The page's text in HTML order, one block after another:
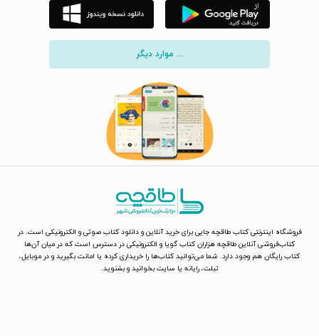
... موارد دیگر
فروشگاه اینترنتی کتاب طاقچه جایی برای خرید آنلاین و دانلود کتاب صوتی و الکترونیکی است. در
کتاب‌فروشی آنلاین طاقچه هزاران کتاب گویا و الکترونیکی در دسترس است که در میان آن‌ها
کتاب رایگان هم وجود دارد. شما می‌توانید کتاب‌ها را خریداری کرده یا امانت بگیرید و در موبایل،
تبلت، رایانه یا سایت بخوانید و بشنوید.